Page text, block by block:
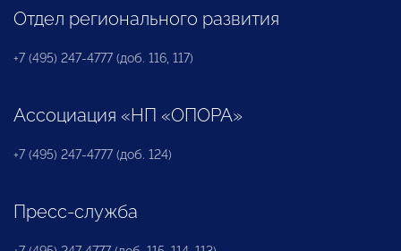
Отдел регионального развития
+7 (495) 247-4777 (доб. 116, 117)
Ассоциация «НП «ОПОРА»
+7 (495) 247-4777 (доб. 124)
Пресс-служба